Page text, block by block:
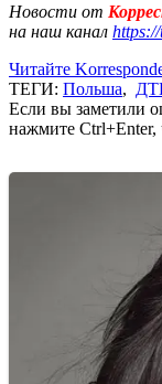
Новости от
на наш канал
Читайте
ТЕГИ: Польша,
Если вы заметили
нажмите Ctrl+Enter,